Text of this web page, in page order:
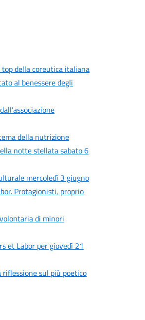
della coreutica italiana
al benessere degli
della nutrizione
notte stellata sabato 6
mercoledì 3 giugno
Protagionisti, proprio
di minori
et Labor per giovedì 21
riflessione sul più poetico